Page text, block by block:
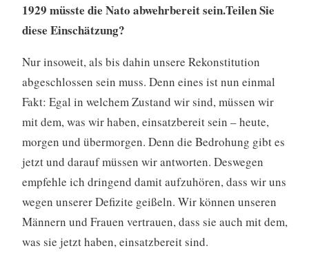
1929 müsste die Nato abwehrbereit sein.Teilen Sie
diese Einschätzung?
Nur insoweit, als bis dahin unsere Rekonstitution
abgeschlossen sein muss. Denn eines ist nun einmal
Fakt: Egal in welchem Zustand wir sind, müssen wir
mit dem, was wir haben, einsatzbereit sein – heute,
morgen und übermorgen. Denn die Bedrohung gibt es
jetzt und darauf müssen wir antworten. Deswegen
empfehle ich dringend damit aufzuhören, dass wir uns
wegen unserer Defizite geißeln. Wir können unseren
Männern und Frauen vertrauen, dass sie auch mit dem,
was sie jetzt haben, einsatzbereit sind.